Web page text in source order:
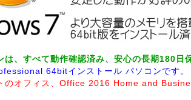
、すべて動作確認済み、安心の長期180日
64bitインストール パソコンです。
のオフィス、Office 2016 Home and